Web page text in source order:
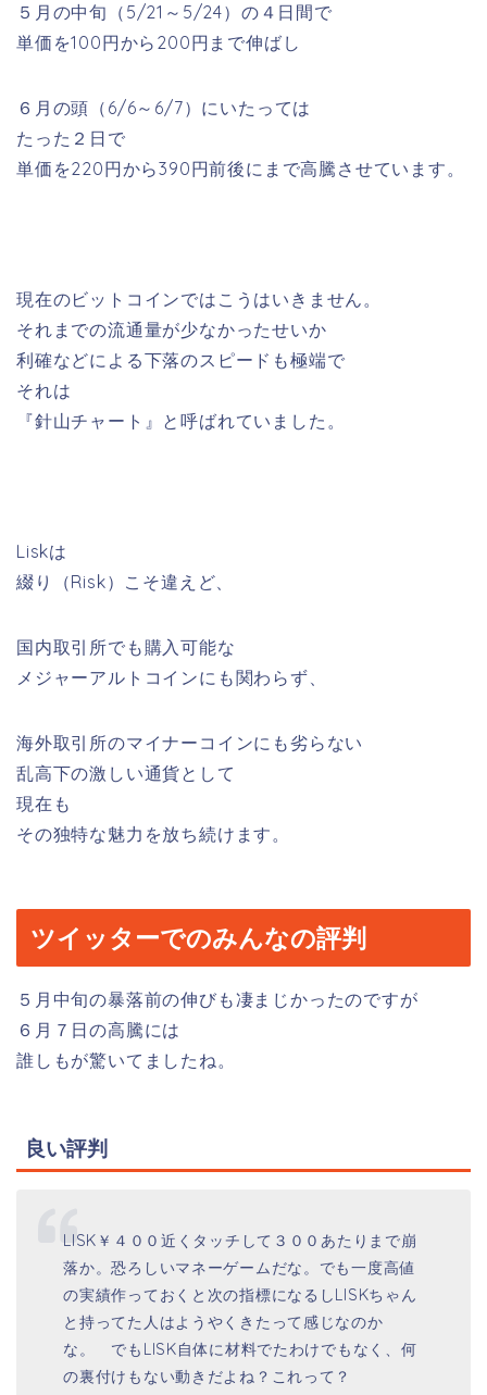
５月の中旬（5/21～5/24）の４日間で
単価を100円から200円まで伸ばし
６月の頭（6/6～6/7）にいたっては
たった２日で
単価を220円から390円前後にまで高騰させています。
現在のビットコインではこうはいきません。
それまでの流通量が少なかったせいか
利確などによる下落のスピードも極端で
それは
『針山チャート』と呼ばれていました。
Liskは
綴り（Risk）こそ違えど、
国内取引所でも購入可能な
メジャーアルトコインにも関わらず、
海外取引所のマイナーコインにも劣らない
乱高下の激しい通貨として
現在も
その独特な魅力を放ち続けます。
ツイッターでのみんなの評判
５月中旬の暴落前の伸びも凄まじかったのですが
６月７日の高騰には
誰しもが驚いてましたね。
良い評判
LISK￥４００近くタッチして３００あたりまで崩
落か。恐ろしいマネーゲームだな。でも一度高値
の実績作っておくと次の指標になるしLISKちゃん
と持ってた人はようやくきたって感じなのか
な。 でもLISK自体に材料でたわけでもなく、何
の裏付けもない動きだよね？これって？